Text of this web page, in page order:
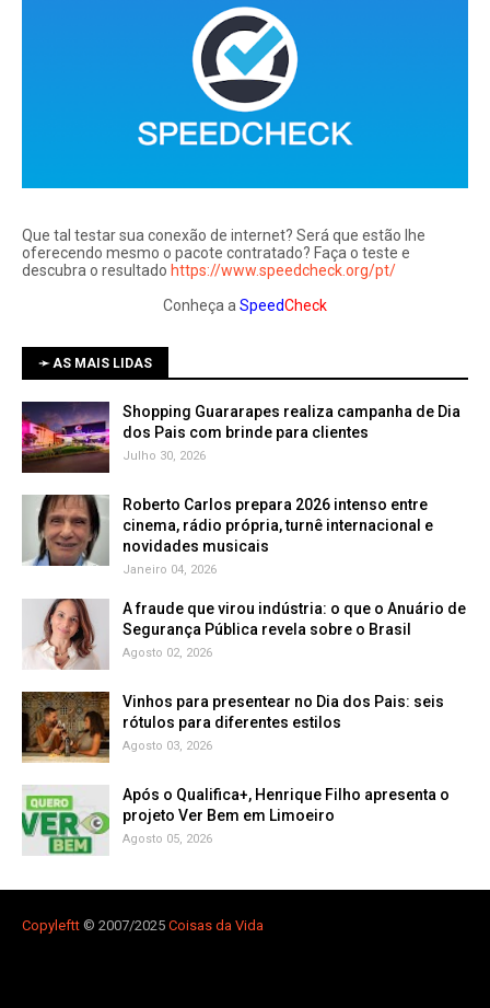
Que tal testar sua conexão de internet? Será que estão lhe
oferecendo mesmo o pacote contratado? Faça o teste e
descubra o resultado https://www.speedcheck.org/pt/
Conheça a SpeedCheck
➛ AS MAIS LIDAS
Shopping Guararapes realiza campanha de Dia
dos Pais com brinde para clientes
Julho 30, 2026
Roberto Carlos prepara 2026 intenso entre
cinema, rádio própria, turnê internacional e
novidades musicais
Janeiro 04, 2026
A fraude que virou indústria: o que o Anuário de
Segurança Pública revela sobre o Brasil
Agosto 02, 2026
Vinhos para presentear no Dia dos Pais: seis
rótulos para diferentes estilos
Agosto 03, 2026
Após o Qualifica+, Henrique Filho apresenta o
projeto Ver Bem em Limoeiro
Agosto 05, 2026
Copyleftt © 2007/2025 Coisas da Vida